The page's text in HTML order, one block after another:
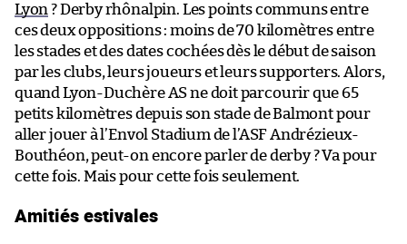
Lyon ? Derby rhônalpin. Les points communs entre
ces deux oppositions : moins de 70 kilomètres entre
les stades et des dates cochées dès le début de saison
par les clubs, leurs joueurs et leurs supporters. Alors,
quand Lyon-Duchère AS ne doit parcourir que 65
petits kilomètres depuis son stade de Balmont pour
aller jouer à l’Envol Stadium de l’ASF Andrézieux-
Bouthéon, peut-on encore parler de derby ? Va pour
cette fois. Mais pour cette fois seulement.
Amitiés estivales